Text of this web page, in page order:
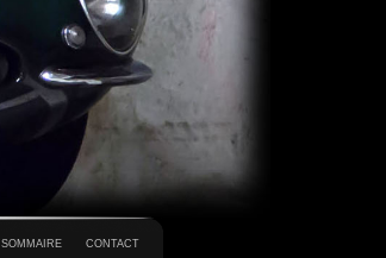
SOMMAIRE CONTACT